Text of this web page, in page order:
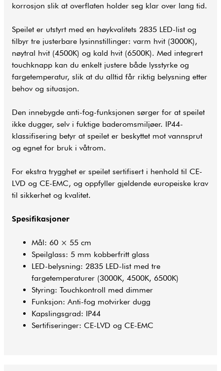
korrosjon slik at overflaten holder seg klar over lang tid.
Speilet er utstyrt med en høykvalitets 2835 LED-list og
tilbyr tre justerbare lysinnstillinger: varm hvit (3000K),
nøytral hvit (4500K) og kald hvit (6500K). Med integrert
touchknapp kan du enkelt justere både lysstyrke og
fargetemperatur, slik at du alltid får riktig belysning etter
behov og situasjon.
Den innebygde anti-fog-funksjonen sørger for at speilet
ikke dugger, selv i fuktige baderomsmiljøer. IP44-
klassifisering betyr at speilet er beskyttet mot vannsprut
og egnet for bruk i våtrom.
For ekstra trygghet er speilet sertifisert i henhold til CE-
LVD og CE-EMC, og oppfyller gjeldende europeiske krav
til sikkerhet og kvalitet.
Spesifikasjoner
Mål: 60 × 55 cm
Speilglass: 5 mm kobberfritt glass
LED-belysning: 2835 LED-list med tre
fargetemperaturer (3000K, 4500K, 6500K)
Styring: Touchkontroll med dimmer
Funksjon: Anti-fog motvirker dugg
Kapslingsgrad: IP44
Sertifiseringer: CE-LVD og CE-EMC